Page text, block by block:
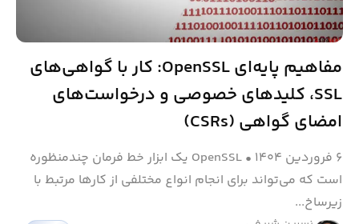
مفاهیم پایه‌ای OpenSSL: کار با گواهی‌های
SSL، کلیدهای خصوصی و درخواست‌های
امضای گواهی (CSRs)
۶ فروردین ۱۴۰۴ •
OpenSSL یک ابزار خط فرمان چندمنظوره
است که می‌تواند برای انجام انواع مختلفی از کارها مرتبط با
زیرساخ...